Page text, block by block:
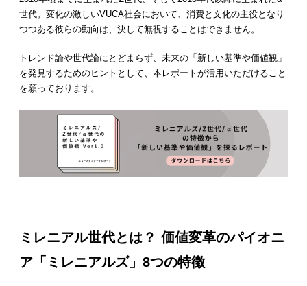
世代。変化の激しいVUCA社会において、消費と文化の主役となり
つつある彼らの動向は、決して無視することはできません。
トレンド論や世代論にとどまらず、未来の「新しい基準や価値観」
を発見するためのヒントとして、本レポートが活用いただけること
を願っております。
ミレニアル世代とは？ 価値変革のパイオニ
ア「ミレニアルズ」8つの特徴